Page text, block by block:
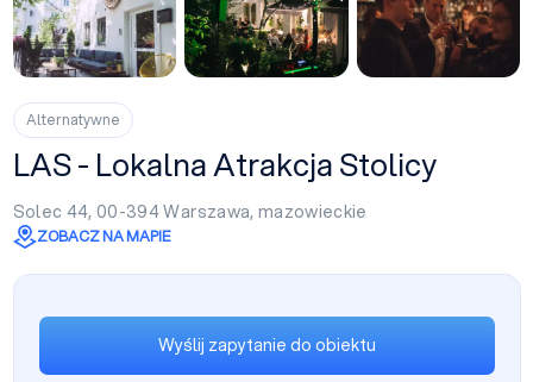
Alternatywne
LAS - Lokalna Atrakcja Stolicy
Solec 44, 00-394Warszawa, mazowieckie
ZOBACZ NA MAPIE
Wyślij zapytanie do obiektu